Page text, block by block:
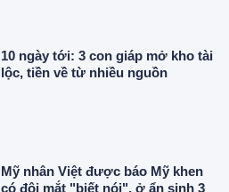
10 ngày tới: 3 con giáp mở kho tài
lộc, tiền về từ nhiều nguồn
Mỹ nhân Việt được báo Mỹ khen
có đôi mắt "biết nói", ở ẩn sinh 3